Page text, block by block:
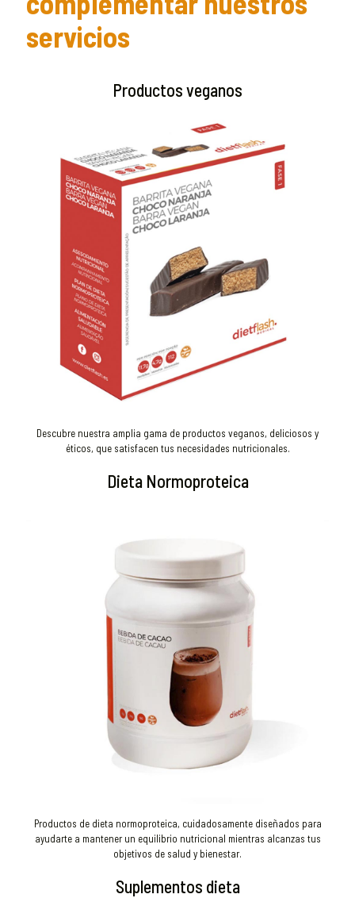
servicios
Productos veganos
Descubre nuestra amplia gama de productos veganos, deliciosos y
éticos, que satisfacen tus necesidades nutricionales.
Dieta Normoproteica
Productos de dieta normoproteica, cuidadosamente diseñados para
ayudarte a mantener un equilibrio nutricional mientras alcanzas tus
objetivos de salud y bienestar.
Suplementos dieta